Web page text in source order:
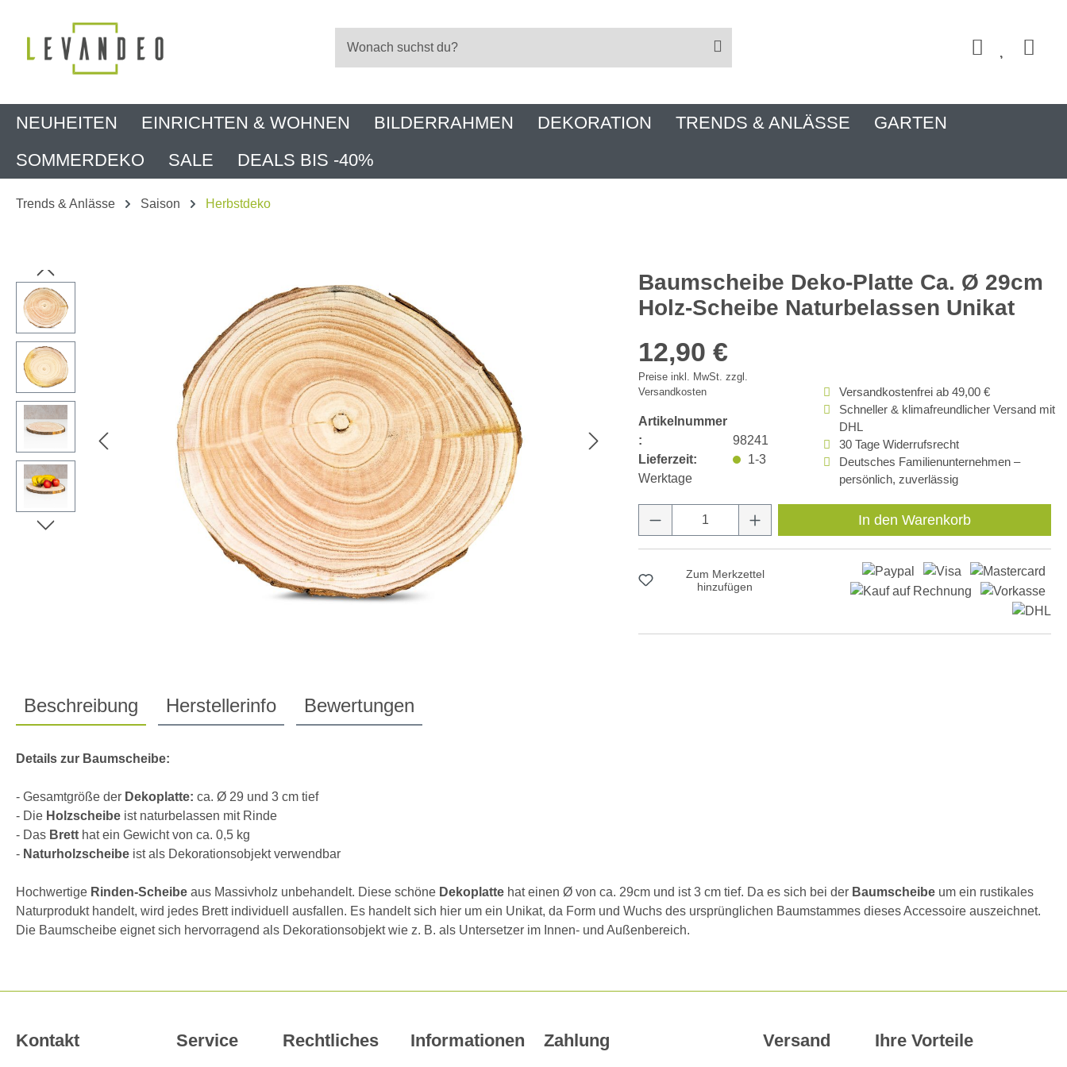
NEUHEITEN EINRICHTEN & WOHNEN BILDERRAHMEN DEKORATION TRENDS & ANLÄSSE
GARTEN
SOMMERDEKO
SALE DEALS BIS -40%
Trends & Anlässe Saison Herbstdeko
Bildergalerie überspringen
Baumscheibe Deko-Platte Ca. Ø 29cm
Holz-Scheibe Naturbelassen Unikat
12,90 €
Preise inkl. MwSt. zzgl.
Versandkosten
Artikelnummer
:
98241
Lieferzeit:
1-3
Werktage
Versandkostenfrei ab 49,00 €
Schneller & klimafreundlicher Versand mit
DHL
30 Tage Widerrufsrecht
Deutsches Familienunternehmen –
persönlich, zuverlässig
Produkt Anzahl: Gib den gewünschten Wert ein
In den Warenkorb
Zum Merkzettel
hinzufügen
Beschreibung Herstellerinfo Bewertungen
Details zur Baumscheibe:
- Gesamtgröße der Dekoplatte: ca. Ø 29 und 3 cm tief
- Die Holzscheibe ist naturbelassen mit Rinde
- Das Brett hat ein Gewicht von ca. 0,5 kg
- Naturholzscheibe ist als Dekorationsobjekt verwendbar
Hochwertige Rinden-Scheibe aus Massivholz unbehandelt. Diese schöne Dekoplatte hat einen Ø von ca. 29cm und ist 3 cm tief. Da es sich bei der Baumscheibe um ein rustikales
Naturprodukt handelt, wird jedes Brett individuell ausfallen. Es handelt sich hier um ein Unikat, da Form und Wuchs des ursprünglichen Baumstammes dieses Accessoire auszeichnet.
Die Baumscheibe eignet sich hervorragend als Dekorationsobjekt wie z. B. als Untersetzer im Innen- und Außenbereich.
Kontakt Service Rechtliches Informationen Zahlung Versand Ihre Vorteile